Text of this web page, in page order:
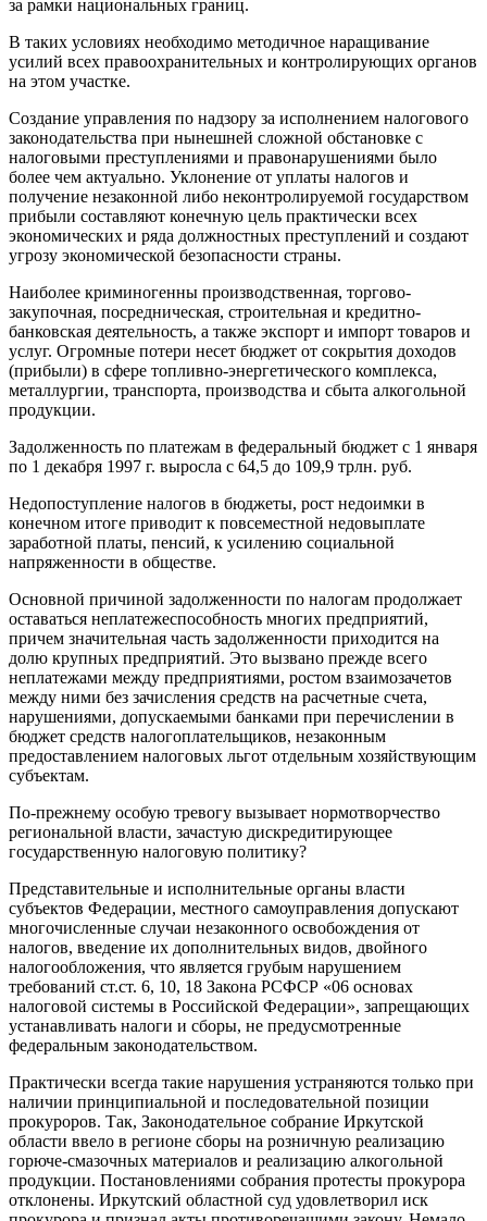
за рамки национальных границ.
В таких условиях необходимо методичное наращивание
усилий всех правоохранительных и контролирующих органов
на этом участке.
Создание управления по надзору за исполнением налогового
законодательства при нынешней сложной обстановке с
налоговыми преступлениями и правонарушениями было
более чем актуально. Уклонение от уплаты налогов и
получение незаконной либо неконтролируемой государством
прибыли составляют конечную цель практически всех
экономических и ряда должностных преступлений и создают
угрозу экономической безопасности страны.
Наиболее криминогенны производственная, торгово-
закупочная, посредническая, строительная и кредитно-
банковская деятельность, а также экспорт и импорт товаров и
услуг. Огромные потери несет бюджет от сокрытия доходов
(прибыли) в сфере топливно-энергетического комплекса,
металлургии, транспорта, производства и сбыта алкогольной
продукции.
Задолженность по платежам в федеральный бюджет с 1 января
по 1 декабря 1997 г. выросла с 64,5 до 109,9 трлн. руб.
Недопоступление налогов в бюджеты, рост недоимки в
конечном итоге приводит к повсеместной недовыплате
заработной платы, пенсий, к усилению социальной
напряженности в обществе.
Основной причиной задолженности по налогам продолжает
оставаться неплатежеспособность многих предприятий,
причем значительная часть задолженности приходится на
долю крупных предприятий. Это вызвано прежде всего
неплатежами между предприятиями, ростом взаимозачетов
между ними без зачисления средств на расчетные счета,
нарушениями, допускаемыми банками при перечислении в
бюджет средств налогоплательщиков, незаконным
предоставлением налоговых льгот отдельным хозяйствующим
субъектам.
По-прежнему особую тревогу вызывает нормотворчество
региональной власти, зачастую дискредитирующее
государственную налоговую политику?
Представительные и исполнительные органы власти
субъектов Федерации, местного самоуправления допускают
многочисленные случаи незаконного освобождения от
налогов, введение их дополнительных видов, двойного
налогообложения, что является грубым нарушением
требований ст.ст. 6, 10, 18 Закона РСФСР «06 основах
налоговой системы в Российской Федерации», запрещающих
устанавливать налоги и сборы, не предусмотренные
федеральным законодательством.
Практически всегда такие нарушения устраняются только при
наличии принципиальной и последовательной позиции
прокуроров. Так, Законодательное собрание Иркутской
области ввело в регионе сборы на розничную реализацию
горюче-смазочных материалов и реализацию алкогольной
продукции. Постановлениями собрания протесты прокурора
отклонены. Иркутский областной суд удовлетворил иск